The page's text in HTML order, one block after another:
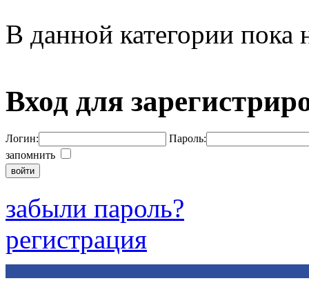
В данной категории пока
Вход для
Логин:
Пароль:
запомнить
забыли пароль?
регистрация